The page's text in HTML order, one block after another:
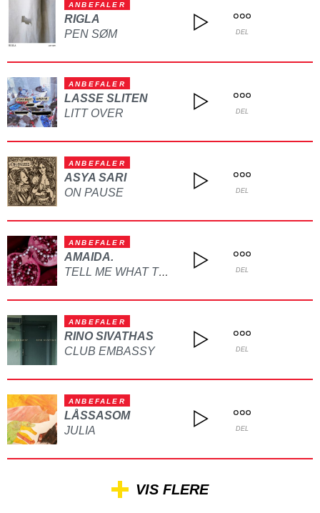
ANBEFALER
RIGLA
PEN SØM
DEL
ANBEFALER
LASSE SLITEN
LITT OVER
DEL
ANBEFALER
ASYA SARI
ON PAUSE
DEL
ANBEFALER
AMAIDA.
TELL ME WHAT TO DO DEL
ANBEFALER
RINO SIVATHAS
CLUB EMBASSY
DEL
ANBEFALER
LÅSSASOM
JULIA
DEL
VIS FLERE